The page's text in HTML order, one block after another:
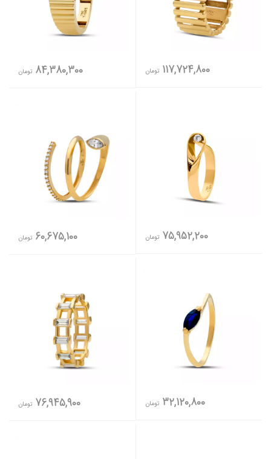
117,724,800 تومان 84,380,300 تومان
75,952,200 تومان 60,675,100 تومان
32,120,800 تومان 76,945,900 تومان